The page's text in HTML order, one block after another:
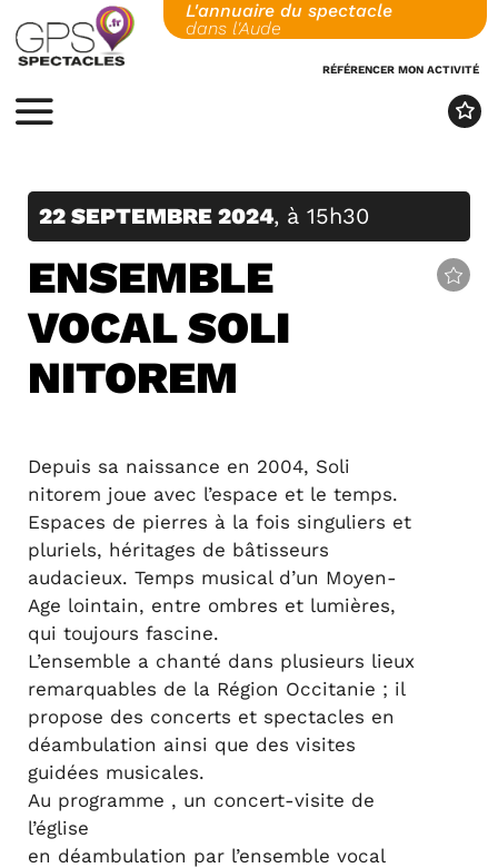
to
content
L'annuaire du spectacle
dans l'Aude
RÉFÉRENCER MON ACTIVITÉ
MENU
22 SEPTEMBRE 2024, à 15h30
ENSEMBLE
VOCAL SOLI
NITOREM
Depuis sa naissance en 2004, Soli
nitorem joue avec l’espace et le temps.
Espaces de pierres à la fois singuliers et
pluriels, héritages de bâtisseurs
audacieux. Temps musical d’un Moyen-
Age lointain, entre ombres et lumières,
qui toujours fascine.
L’ensemble a chanté dans plusieurs lieux
remarquables de la Région Occitanie ; il
propose des concerts et spectacles en
déambulation ainsi que des visites
guidées musicales.
Au programme , un concert-visite de
l’église
en déambulation par l’ensemble vocal